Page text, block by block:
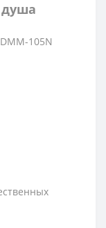
105N